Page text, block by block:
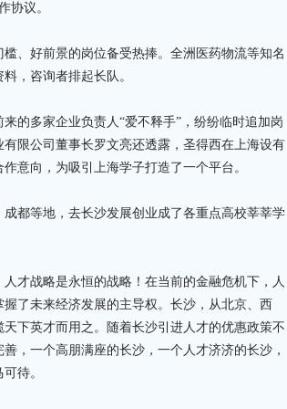
协议。
好前景的岗位备受热捧。全洲医药物流等知名
，咨询者排起长队。
多家企业负责人“爱不释手”，纷纷临时追加岗
限公司董事长罗文亮还透露，圣得西在上海设有
意向，为吸引上海学子打造了一个平台。
等地，去长沙发展创业成了各重点高校莘莘学
战略是永恒的战略！在当前的金融危机下，人
了未来经济发展的主导权。长沙，从北京、西
下英才而用之。随着长沙引进人才的优惠政策不
，一个高朋满座的长沙，一个人才济济的长沙，
待。